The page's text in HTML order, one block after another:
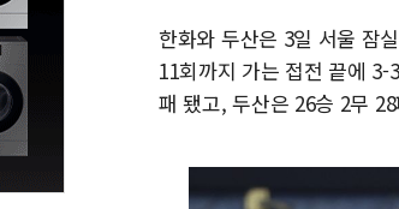
한화와 두산은 3일 서울 잠
11회까지 가는 접전 끝에
패 됐고, 두산은 26승 2무